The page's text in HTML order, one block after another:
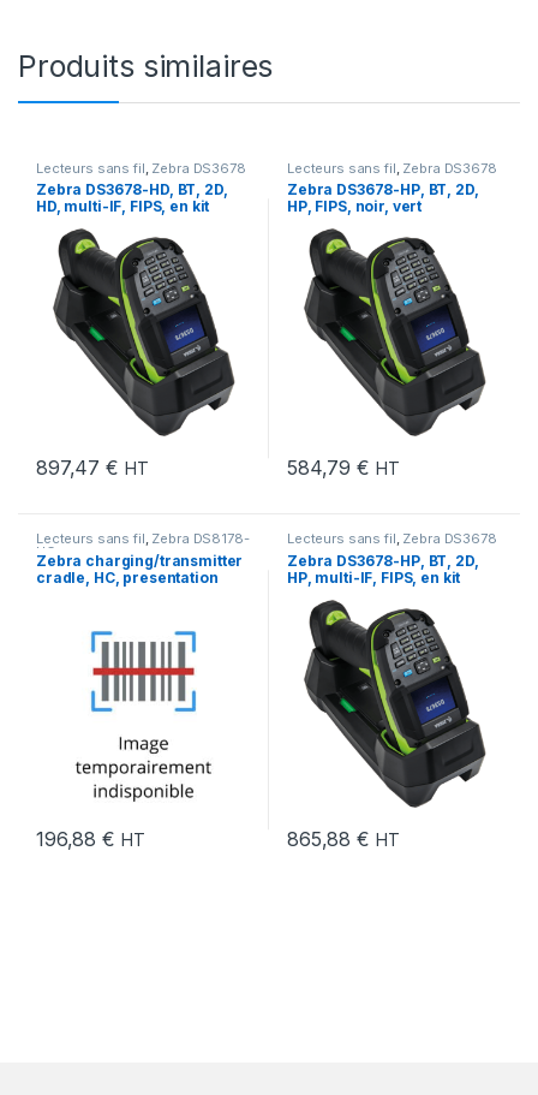
Produits similaires
Lecteurs sans fil Zebra DS3678
Zebra DS3678-HD, BT, 2D,
HD, multi-IF, FIPS, en kit
897,47€ HT
Lecteurs sans fil Zebra DS3678
Zebra DS3678-HP, BT, 2D,
HP, FIPS, noir, vert
584,79€ HT
Lecteurs sans fil, Zebra DS8178-
HC
Zebra charging/transmitter
cradle, HC, presentation
196,88€ HT
Lecteurs sans fil, Zebra DS3678
Zebra DS3678-HP, BT, 2D,
HP, multi-IF, FIPS, en kit
865,88€ HT